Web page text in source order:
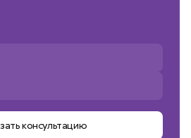
консультацию